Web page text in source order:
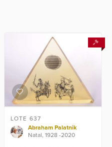
LOTE 637
Abraham Palatnik
Natal, 1928 -2020